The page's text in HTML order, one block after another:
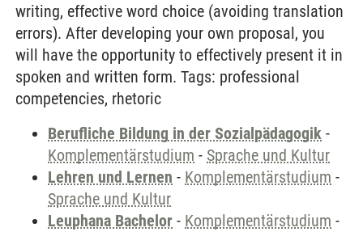
writing, effective word choice (avoiding translation
errors). After developing your own proposal, you
will have the opportunity to effectively present it in
spoken and written form. Tags: professional
competencies, rhetoric
Berufliche Bildung in der Sozialpädagogik -
Komplementärstudium - Sprache und Kultur
Lehren und Lernen - Komplementärstudium -
Sprache und Kultur
Leuphana Bachelor - Komplementärstudium -